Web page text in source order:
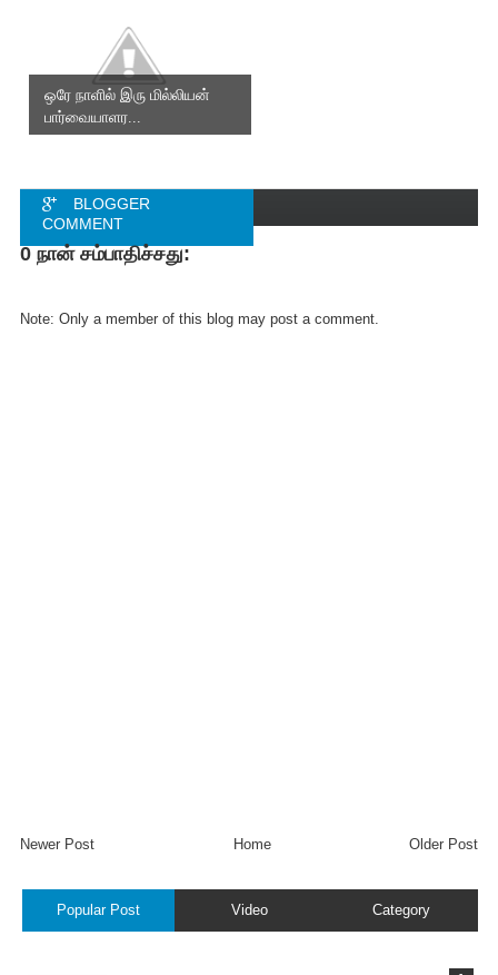
ஒரே நாளில் இரு மில்லியன்
பார்வையாளர...
BLOGGER
COMMENT
FACEBOOK
0 நான் சம்பாதிச்சது:
Note: Only a member of this blog may post a comment.
Newer Post Older Post
Home
Popular Post Video Category